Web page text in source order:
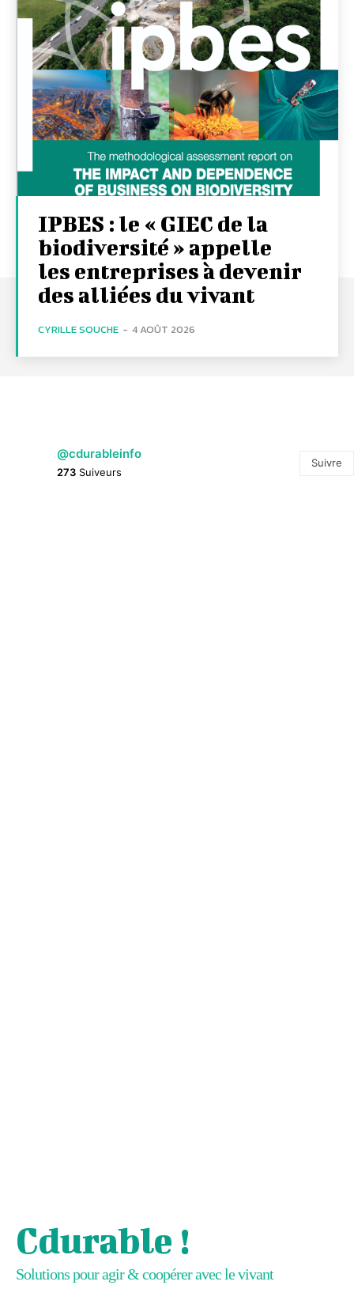
IPBES : le « GIEC de la
biodiversité » appelle
les entreprises à devenir
des alliées du vivant
CYRILLE SOUCHE - 4 AOÛT 2026
@cdurableinfo
273 Suiveurs
Suivre
Cdurable !
Solutions pour agir & coopérer avec le vivant